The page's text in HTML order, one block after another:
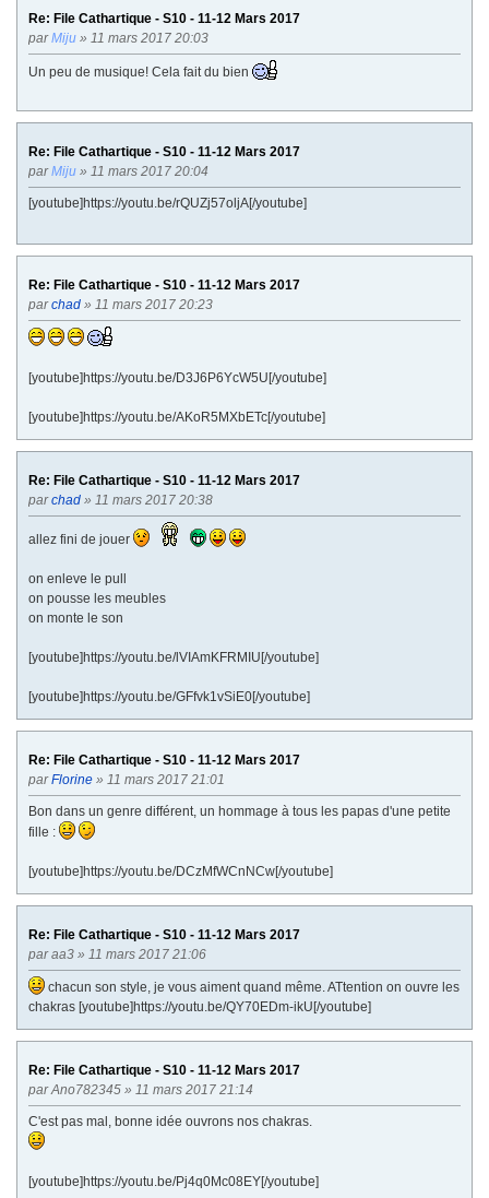
Re: File Cathartique - S10 - 11-12 Mars 2017
parMiju » 11 mars 2017 20:03
Un peu de musique! Cela fait du bien
Re: File Cathartique - S10 - 11-12 Mars 2017
parMiju » 11 mars 2017 20:04
[youtube]https://youtu.be/rQUZj57oljA[/youtube]
Re: File Cathartique - S10 - 11-12 Mars 2017
parchad » 11 mars 2017 20:23
[youtube]https://youtu.be/D3J6P6YcW5U[/youtube]
[youtube]https://youtu.be/AKoR5MXbETc[/youtube]
Re: File Cathartique - S10 - 11-12 Mars 2017
parchad » 11 mars 2017 20:38
allez fini de jouer
on enleve le pull
on pousse les meubles
on monte le son
[youtube]https://youtu.be/lVIAmKFRMIU[/youtube]
[youtube]https://youtu.be/GFfvk1vSiE0[/youtube]
Re: File Cathartique - S10 - 11-12 Mars 2017
parFlorine » 11 mars 2017 21:01
Bon dans un genre différent, un hommage à tous les papas d'une petite
fille :
[youtube]https://youtu.be/DCzMfWCnNCw[/youtube]
Re: File Cathartique - S10 - 11-12 Mars 2017
paraa3 » 11 mars 2017 21:06
chacun son style, je vous aiment quand même. ATtention on ouvre les
chakras [youtube]https://youtu.be/QY70EDm-ikU[/youtube]
Re: File Cathartique - S10 - 11-12 Mars 2017
parAno782345 » 11 mars 2017 21:14
C'est pas mal, bonne idée ouvrons nos chakras.
[youtube]https://youtu.be/Pj4q0Mc08EY[/youtube]